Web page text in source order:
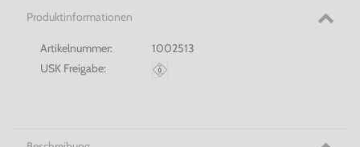
Produktinformationen
Artikelnummer:
1002513
USK Freigabe: